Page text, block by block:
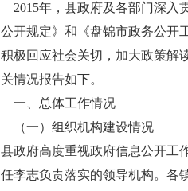
2015年，县政府及各部门深入
公开规定》和《盘锦市政务公开
积极回应社会关切，加大政策解
关情况报告如下。
一、总体工作情况
（一）组织机构建设情况
县政府高度重视政府信息公开工
任李志负责落实的领导机构。各